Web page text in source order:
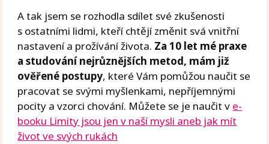
A tak jsem se rozhodla sdílet své zkušenosti
s ostatními lidmi, kteří chtějí změnit svá vnitřní
nastavení a prožívání života. Za 10 let mé praxe
a studování nejrůznějších metod, mám již
ověřené postupy, které Vám pomůžou naučit se
pracovat se svými myšlenkami, nepříjemnými
pocity a vzorci chování. Můžete se je naučit v e-
booku Limity jsou jen v naší mysli aneb jak mít
život ve svých rukách